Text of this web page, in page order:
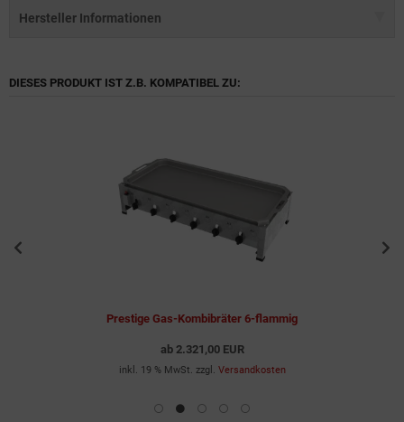
Hersteller Informationen
DIESES PRODUKT IST Z.B. KOMPATIBEL ZU:
Prestige Gas-Kombibräter 6-flammig
ab 2.321,00 EUR
inkl. 19 % MwSt. zzgl. Versandkosten